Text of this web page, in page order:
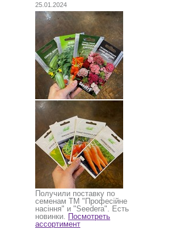
25.01.2024
Получили поставку по
семенам ТМ "Професійне
насіння" и "Seedera". Есть
новинки. Посмотреть
ассортимент